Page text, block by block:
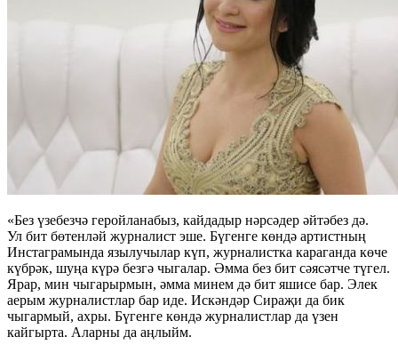
«Без үзебезчә геройланабыз, кайдадыр нәрсәдер әйтәбез дә.
Ул бит бөтенләй журналист эше. Бүгенге көндә артистның
Инстаграмында язылучылар күп, журналистка караганда көче
күбрәк, шуңа күрә безгә чыгалар. Әмма без бит сәясәтче түгел.
Ярар, мин чыгарырмын, әмма минем дә бит яшисе бар. Элек
аерым журналистлар бар иде. Искәндәр Сираҗи да бик
чыгармый, ахры. Бүгенге көндә журналистлар да үзен
кайгырта. Аларны да аңлыйм.